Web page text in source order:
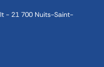
- 21 700 Nuits-Saint-